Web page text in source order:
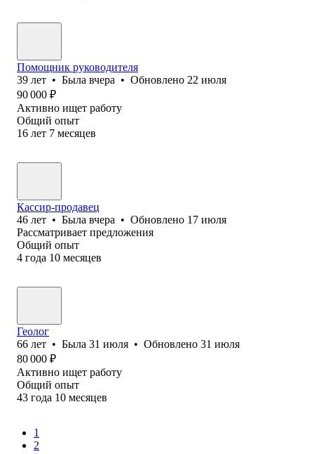
Помощник руководителя
39 лет • Была вчера • Обновлено 22 июля
90 000 ₽
Активно ищет работу
Общий опыт
16 лет 7 месяцев
Кассир-продавец
46 лет • Была вчера • Обновлено 17 июля
Рассматривает предложения
Общий опыт
4 года 10 месяцев
Геолог
66 лет • Была 31 июля • Обновлено 31 июля
80 000 ₽
Активно ищет работу
Общий опыт
43 года 10 месяцев
1
2